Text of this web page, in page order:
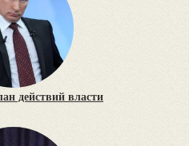
действий власти